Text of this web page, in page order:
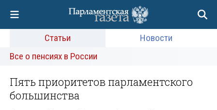
Статьи
Новости
Все о пенсиях в России
Пять приоритетов парламентского
большинства